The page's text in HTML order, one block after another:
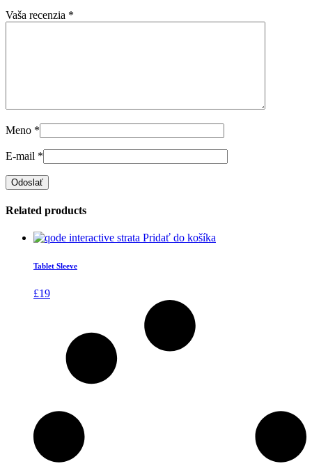
Vaša recenzia *
Meno *
E-mail *
Related products
Pridať do košíka
Tablet Sleeve
£19